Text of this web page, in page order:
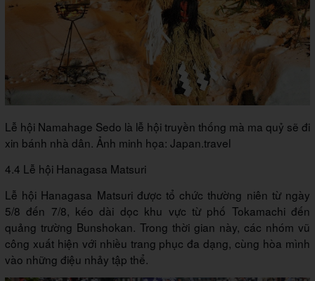
Lễ hội Namahage Sedo là lễ hội truyền thống mà ma quỷ sẽ đi
xin bánh nhà dân. Ảnh minh họa: Japan.travel
4.4 Lễ hội Hanagasa Matsuri
Lễ hội Hanagasa Matsuri được tổ chức thường niên từ ngày
5/8 đến 7/8, kéo dài dọc khu vực từ phố Tokamachi đến
quảng trường Bunshokan. Trong thời gian này, các nhóm vũ
công xuất hiện với nhiều trang phục đa dạng, cùng hòa mình
vào những điệu nhảy tập thể.